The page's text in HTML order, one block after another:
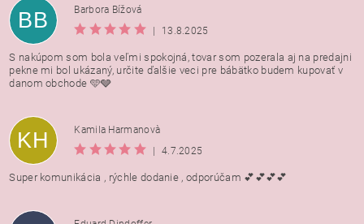
BB
Barbora Bížová
13.8.2025
S nakúpom som bola veľmi spokojná, tovar som pozerala aj na predajni
pekne mi bol ukázaný, určite ďalšie veci pre bábätko budem kupovať v
danom obchode 🩵🩶
KH
Kamila Harmanovà
4.7.2025
Super komunikácia , rýchle dodanie , odporúčam 💕💕💕💕